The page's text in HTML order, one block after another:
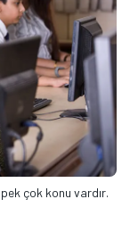
çok konu vardır.